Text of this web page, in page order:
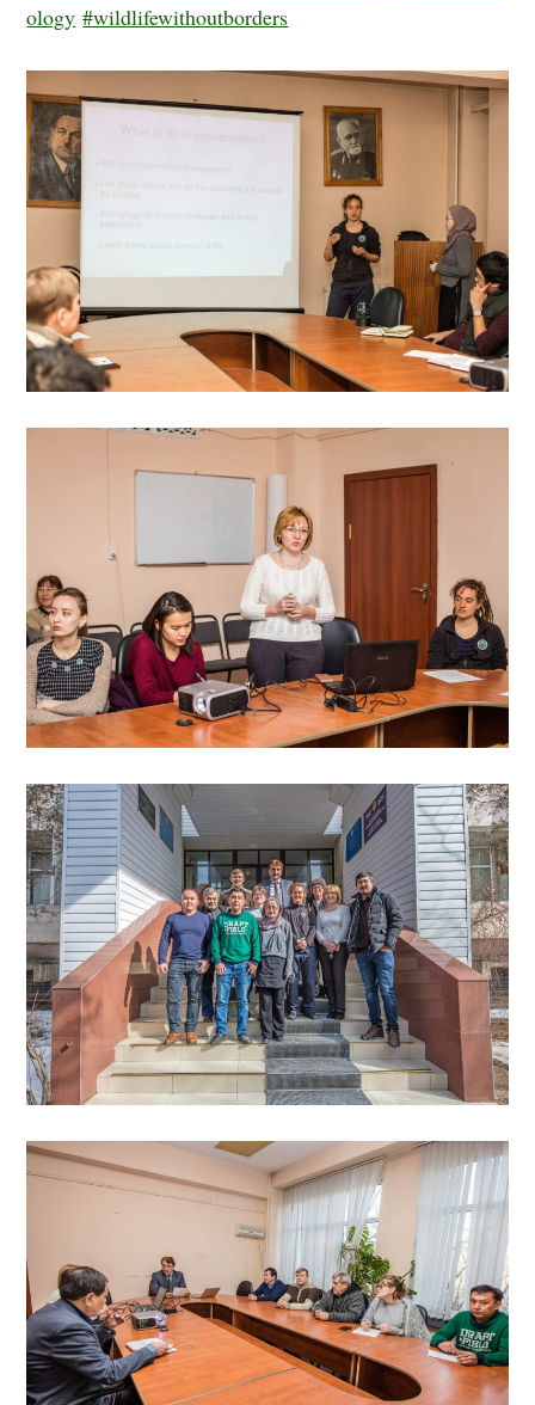
ology #wildlifewithoutborders